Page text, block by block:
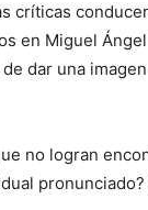
críticas
en Miguel
dar una
no logran
pronunciado?